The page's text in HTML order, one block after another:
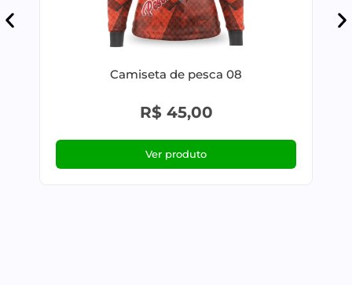
Camiseta de pesca 08
R$45,00
Ver produto